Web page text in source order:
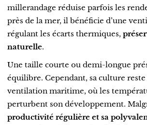
millerandage réduise parfois les
près de la mer, il bénéficie d’une
régulant les écarts thermiques,
naturelle.
Une taille courte ou demi-longue
équilibre. Cependant, sa culture reste
ventilation maritime, où les
perturbent son développement.
productivité régulière et sa